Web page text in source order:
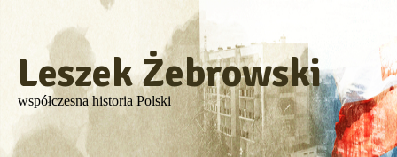
Leszek Żebrowski
współczesna historia Polski